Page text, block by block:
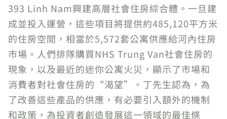
393 Linh Nam興建高層社會住房綜合體。一旦建
成並投入運營，這些項目將提供約485,120平方米
的住房空間，相當於5,572套公寓供應給河內住房
市場。人們排隊購買NHS Trung Van社會住房的
現象，以及最近的迷你公寓火災，顯示了市場和
消費者對社會住房的“渴望”。丁先生認為，為
了改善這些產品的供應，有必要引入額外的機制
和政策，為投資者創造發展這一領域的最佳條